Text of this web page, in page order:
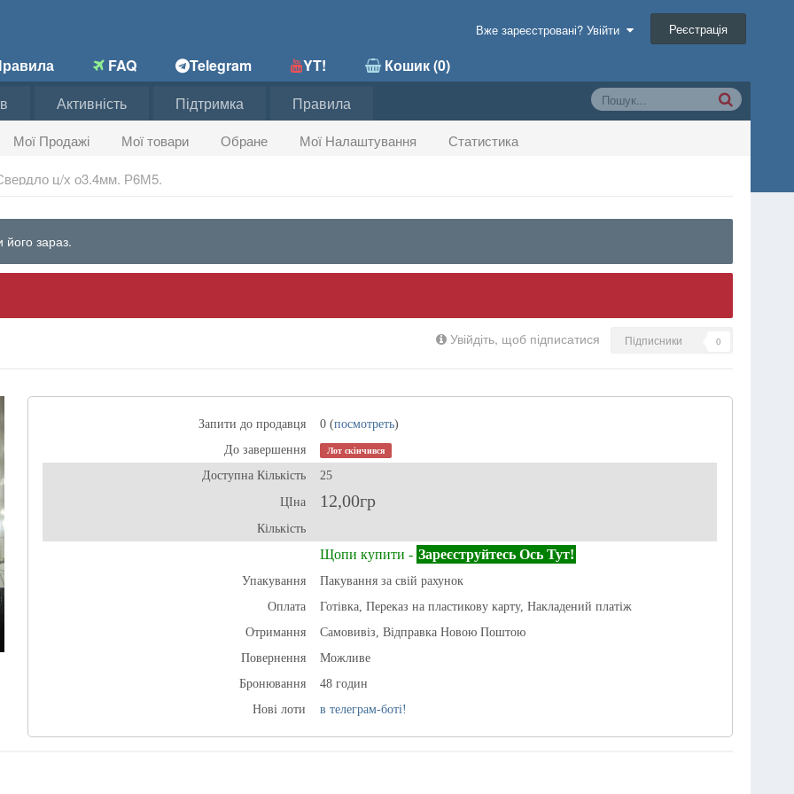
FAQ Telegram YT! Кошик (0)
Вже зареєстровані? Увійти Реєстрація
Мої Продажі Мої товари Обране Мої Налаштування Статистика
Активність Підтримка Правила
ц/х о3.4мм. Р6М5.
зараз.
Увійдіть, щоб підписатися Підписники 0
Запити до продавця 0 (посмотреть)
До завершення
Лот скінчився
Доступна Кількість
25
ЦІна
12,00гр
Кількість
Щопи купити - Зареєструйтесь Ось Тут!
Упакування
Пакування за свій рахунок
Оплата
Готівка, Переказ на пластикову карту, Накладений платіж
Отримання
Самовивіз, Відправка Новою Поштою
Повернення
Можливе
Бронювання
48 годин
Нові лоти
в телеграм-боті!